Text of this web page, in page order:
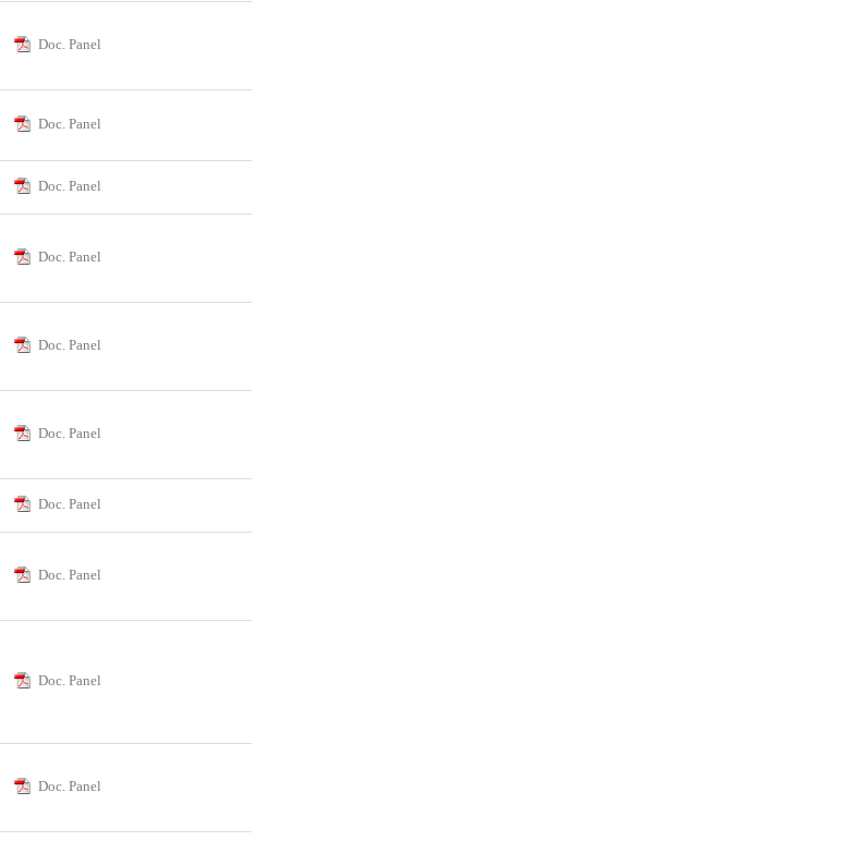
Doc. Panel
Doc. Panel
Doc. Panel
Doc. Panel
Doc. Panel
Doc. Panel
Doc. Panel
Doc. Panel
Doc. Panel
Doc. Panel